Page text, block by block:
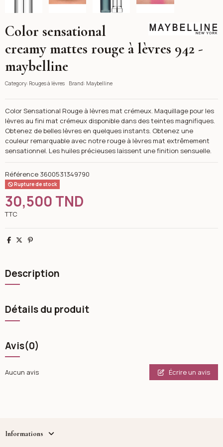
Maybelline
Color sensational
creamy mattes rouge à lèvres 942 -
maybelline
Category: Rouges à lèvres Brand: Maybelline
Color Sensational Rouge à lèvres mat crémeux. Maquillage pour les
lèvres au fini mat crémeux disponible dans des teintes magnifiques.
Obtenez de belles lèvres en quelques instants. Obtenez une
couleur remarquable avec notre rouge à lèvres mat extrêmement
sensationnel. Les huiles précieuses laissent une finition sensuelle.
Référence 3600531349790
Rupture de stock
30,500 TND
TTC
Partager
TweetPinterest
Description
Détails du produit
Avis(0)
Aucun avis Écrire un avis
Informations